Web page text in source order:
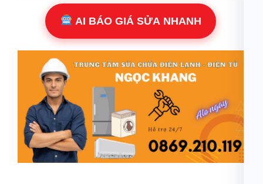
AI BÁO GIÁ SỬA NHANH